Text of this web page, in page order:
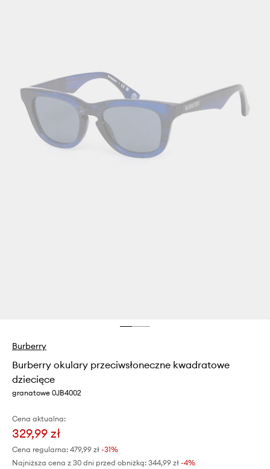
Burberry
Burberry okulary przeciwsłoneczne kwadratowe
dziecięce
granatowe 0JB4002
Cena aktualna:
329,99 zł
Cena regularna: 479,99 zł -31%
Najniższa cena z 30 dni przed obniżką: 344,99 zł -4%